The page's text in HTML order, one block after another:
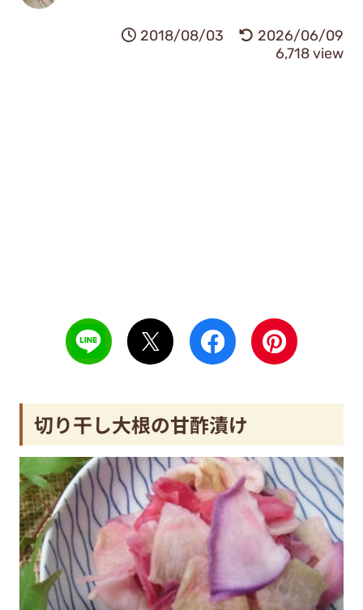
2018/08/03
2026/06/09
6,718 view
切り干し大根の甘酢漬け